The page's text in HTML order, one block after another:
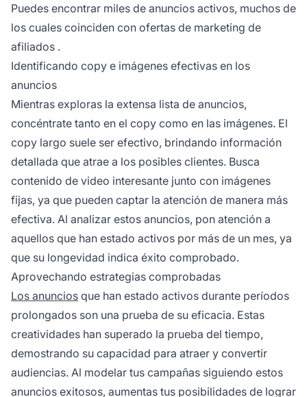
Puedes encontrar miles de anuncios activos, muchos de
los cuales coinciden con ofertas de marketing de
afiliados .
Identificando copy e imágenes efectivas en los
anuncios
Mientras exploras la extensa lista de anuncios,
concéntrate tanto en el copy como en las imágenes. El
copy largo suele ser efectivo, brindando información
detallada que atrae a los posibles clientes. Busca
contenido de video interesante junto con imágenes
fijas, ya que pueden captar la atención de manera más
efectiva. Al analizar estos anuncios, pon atención a
aquellos que han estado activos por más de un mes, ya
que su longevidad indica éxito comprobado.
Aprovechando estrategias comprobadas
Los anuncios que han estado activos durante períodos
prolongados son una prueba de su eficacia. Estas
creatividades han superado la prueba del tiempo,
demostrando su capacidad para atraer y convertir
audiencias. Al modelar tus campañas siguiendo estos
anuncios exitosos, aumentas tus posibilidades de lograr